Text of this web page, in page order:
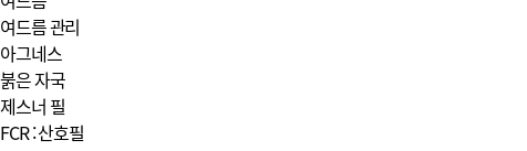
여드름 관리
아그네스
붉은 자국
제스너 필
FCR : 산호필